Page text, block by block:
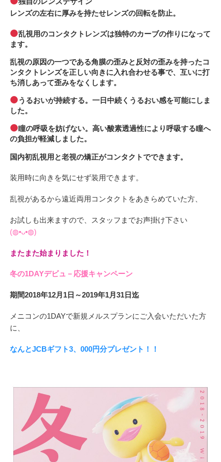
レンズの左右に厚みを持たせレンズの回転を防止。
乱視用のコンタクトレンズは独特のカーブの作りになって
ます。
乱視の原因の一つである角膜の歪みと反対の歪みを持ったコ
ンタクトレンズを正しい向きに入れ合わせる事で、互いに打
ち消しあって歪みをなくします。
うるおいが持続する。一日中続くうるおい感を可能にしま
した。
瞳の呼吸を妨げない。高い酸素透過性により呼吸する瞳へ
の負担が軽減しました。
国内初乱視用と老視の矯正がコンタクトでできます。
装用時に向きを気にせず装用できます。
乱視があるから遠近両用コンタクトをあきらめていた方、
お試しも出来ますので、スタッフまでお声掛け下さい
(◍•ᴗ•◍)ゝ
またまた始まりました！
冬の1DAYデビュ－応援キャンペーン
期間2018年12月1日～2019年1月31日迄
メニコンの1DAYで新規メルスプランにご入会いただいた方
に、
なんとJCBギフト3、000円分プレゼント！！